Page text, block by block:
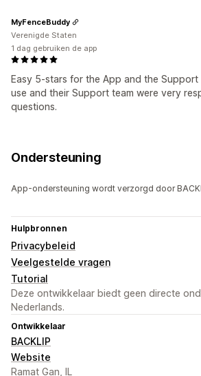
Easy 5-stars for the App and the Support
use and their Support team were very
questions.
MyFenceBuddy
Verenigde Staten
1 dag gebruiken de app
Ondersteuning
App-ondersteuning wordt verzorgd door
Hulpbronnen
Privacybeleid
Veelgestelde vragen
Tutorial
Deze ontwikkelaar biedt geen directe
Nederlands.
Ontwikkelaar
BACKLIP
Website
Ramat Gan, IL